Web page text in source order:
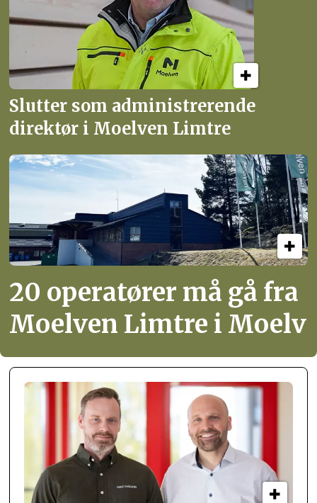
Slutter som administrerende
direktør i Moelven Limtre
20 operatører må gå fra
Moelven Limtre i Moelv